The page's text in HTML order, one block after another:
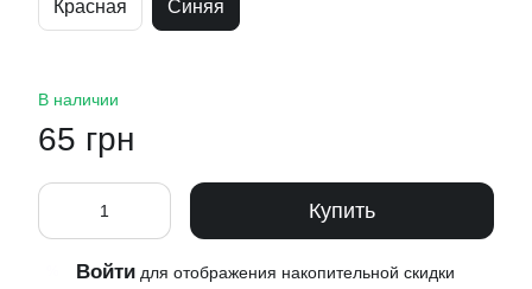
Красная Синяя
В наличии
65 грн
Купить
Войти для отображения накопительной скидки